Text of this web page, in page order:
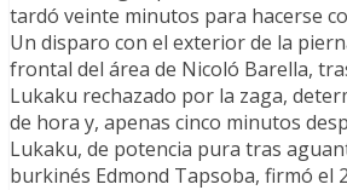
tardó veinte minutos para hacerse
Un disparo con el exterior de la
frontal del área de Nicoló Barella,
Lukaku rechazado por la zaga,
de hora y, apenas cinco minutos
Lukaku, de potencia pura tras
burkinés Edmond Tapsoba, firmó el